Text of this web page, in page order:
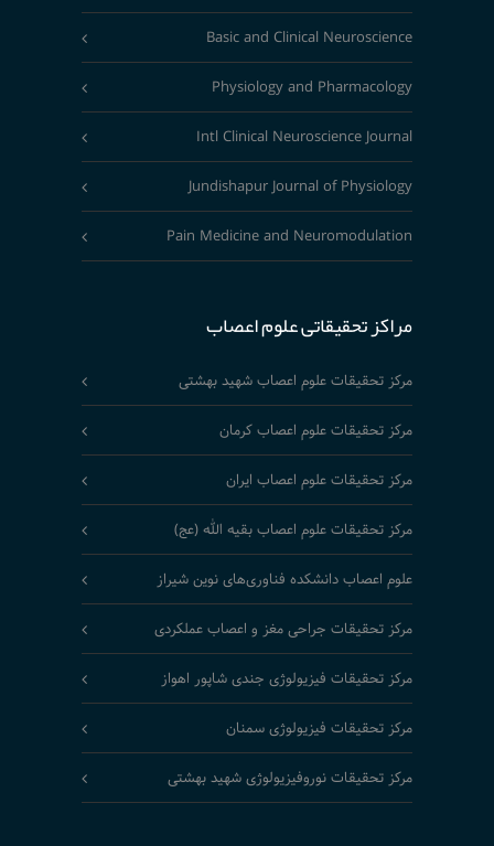
Basic and Clinical Neuroscience
Physiology and Pharmacology
Intl Clinical Neuroscience Journal
Jundishapur Journal of Physiology
Pain Medicine and Neuromodulation
مراکز تحقیقاتی علوم اعصاب
مرکز تحقیقات علوم اعصاب شهید بهشتی
مرکز تحقیقات علوم اعصاب کرمان
مرکز تحقیقات علوم اعصاب ایران
مرکز تحقیقات علوم اعصاب بقیه الله (عج)
علوم اعصاب دانشکده فناوری‌های نوین شیراز
مرکز تحقیقات جراحی مغز و اعصاب عملکردی
مرکز تحقیقات فیزیولوژی جندی شاپور اهواز
مرکز تحقیقات فیزیولوژی سمنان
مرکز تحقیقات نوروفیزیولوژی شهید بهشتی